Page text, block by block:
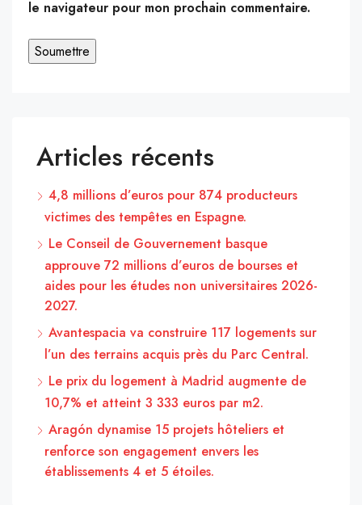
le navigateur pour mon prochain commentaire.
Articles récents
4,8 millions d’euros pour 874 producteurs
victimes des tempêtes en Espagne.
Le Conseil de Gouvernement basque
approuve 72 millions d’euros de bourses et
aides pour les études non universitaires 2026-
2027.
Avantespacia va construire 117 logements sur
l’un des terrains acquis près du Parc Central.
Le prix du logement à Madrid augmente de
10,7% et atteint 3 333 euros par m2.
Aragón dynamise 15 projets hôteliers et
renforce son engagement envers les
établissements 4 et 5 étoiles.